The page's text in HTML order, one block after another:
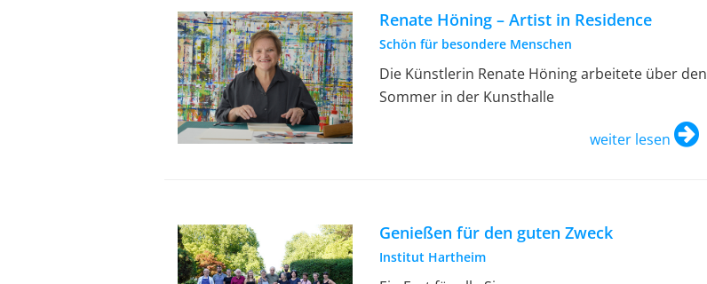
Renate Höning – Artist in Residence
Schön für besondere Menschen
Die Künstlerin Renate Höning arbeitete über den
Sommer in der Kunsthalle
weiter lesen
Genießen für den guten Zweck
Institut Hartheim